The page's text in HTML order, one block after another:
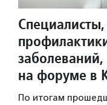
на форуме в
По итогам